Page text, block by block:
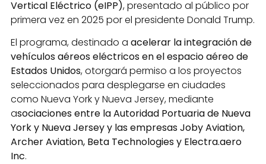
Vertical Eléctrico (eIPP), presentado al público por
primera vez en 2025 por el presidente Donald Trump.
El programa, destinado a acelerar la integración de
vehículos aéreos eléctricos en el espacio aéreo de
Estados Unidos, otorgará permiso a los proyectos
seleccionados para desplegarse en ciudades
como Nueva York y Nueva Jersey, mediante
asociaciones entre la Autoridad Portuaria de Nueva
York y Nueva Jersey y las empresas Joby Aviation,
Archer Aviation, Beta Technologies y Electra.aero
Inc.